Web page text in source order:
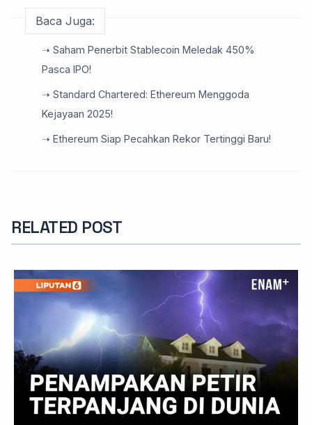
Baca Juga:
➝ Saham Penerbit Stablecoin Meledak 450%
Pasca IPO!
➝ Standard Chartered: Ethereum Menggoda
Kejayaan 2025!
➝ Ethereum Siap Pecahkan Rekor Tertinggi Baru!
RELATED POST